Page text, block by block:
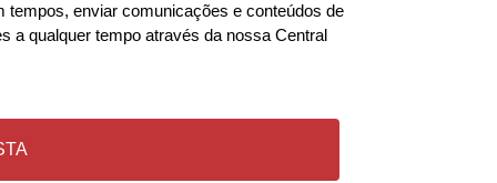
tempos, enviar comunicações e conteúdos de
a qualquer tempo através da nossa Central